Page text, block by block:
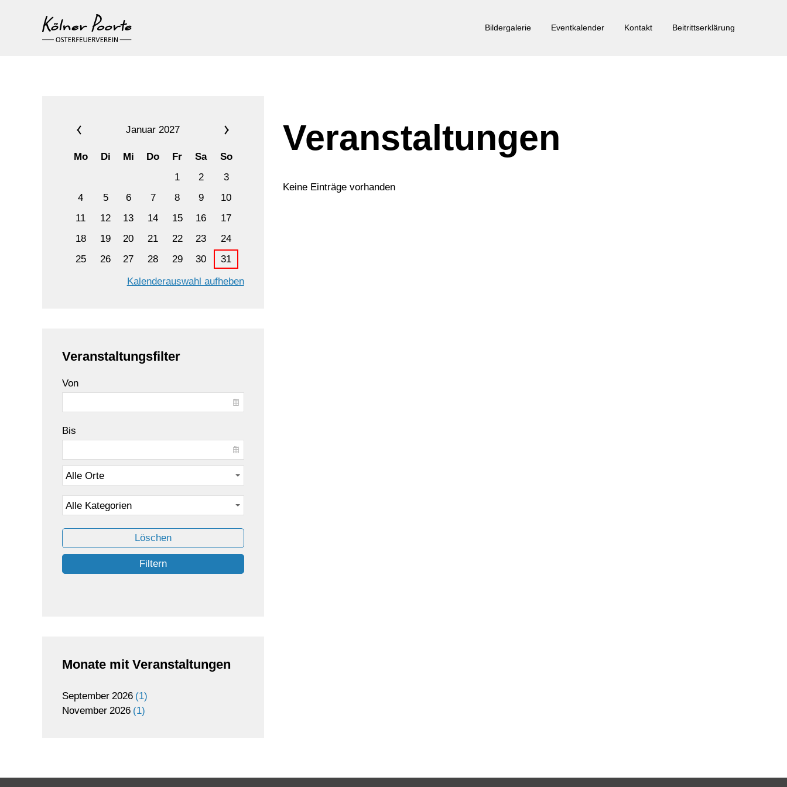
Bildergalerie Eventkalender Kontakt Beitrittserklärung
Januar 2027
Mo Di Mi Do Fr Sa
So
1
2
3
4
5 6 7 8 9
10
11
12 13 14 15 16
17
18
19 20 21 22 23
24
25
26 27 28 29 30
31
Kalenderauswahl aufheben
Veranstaltungsfilter
Von
Bis
Löschen
Filtern
Monate mit Veranstaltungen
September 2026 1
November 2026 1
Veranstaltungen
Keine Einträge vorhanden